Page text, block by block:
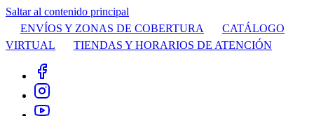
Saltar al contenido principal
ENVÍOS Y ZONAS DE COBERTURA
CATÁLOGO
VIRTUAL
TIENDAS Y HORARIOS DE ATENCIÓN